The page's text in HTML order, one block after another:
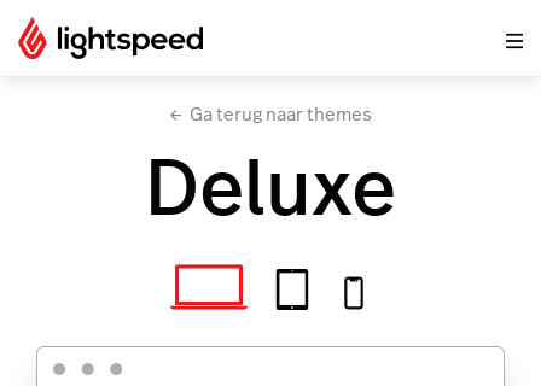
Ga terug naar themes
Deluxe